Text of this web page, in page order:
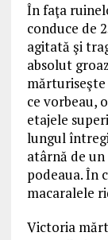
În faţa
conduce de
agitată şi
absolut
mărturiseşte
ce vorbeau,
etajele
lungul
atârnă de
podeaua. În
macaralele
Victoria